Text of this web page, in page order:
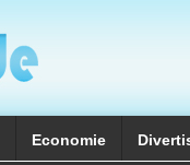
Economie